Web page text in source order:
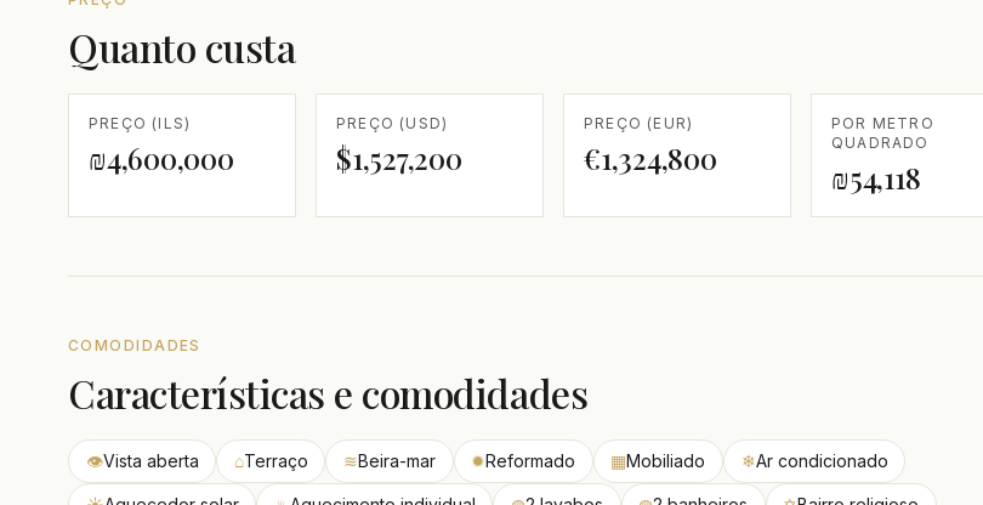
Quanto custa
PREÇO (ILS)
₪4,600,000
PREÇO (USD)
$1,527,200
PREÇO (EUR)
€1,324,800
POR METRO
QUADRADO
₪54,118
COMODIDADES
Características e comodidades
👁Vista aberta ⌂Terraço ≋Beira-mar ✹Reformado ▦Mobiliado ❄Ar condicionado